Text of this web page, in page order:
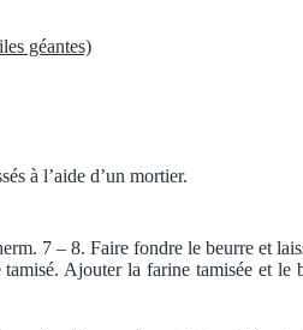
géantes)
à l’aide d’un mortier.
7 – 8. Faire fondre le beurre et
Ajouter la farine tamisée et